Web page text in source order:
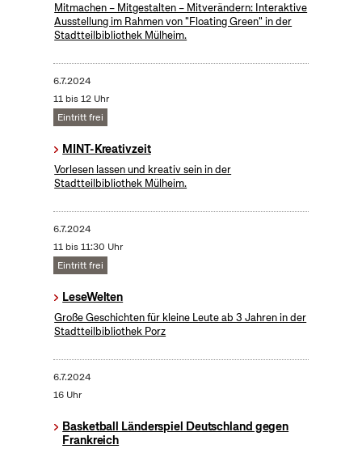
Mitmachen – Mitgestalten – Mitverändern: Interaktive
Ausstellung im Rahmen von "Floating Green" in der
Stadtteilbibliothek Mülheim.
6.7.2024
11 bis 12 Uhr
Eintritt frei
MINT-Kreativzeit
Vorlesen lassen und kreativ sein in der
Stadtteilbibliothek Mülheim.
6.7.2024
11 bis 11:30 Uhr
Eintritt frei
LeseWelten
Große Geschichten für kleine Leute ab 3 Jahren in der
Stadtteilbibliothek Porz
6.7.2024
16 Uhr
Basketball Länderspiel Deutschland gegen
Frankreich